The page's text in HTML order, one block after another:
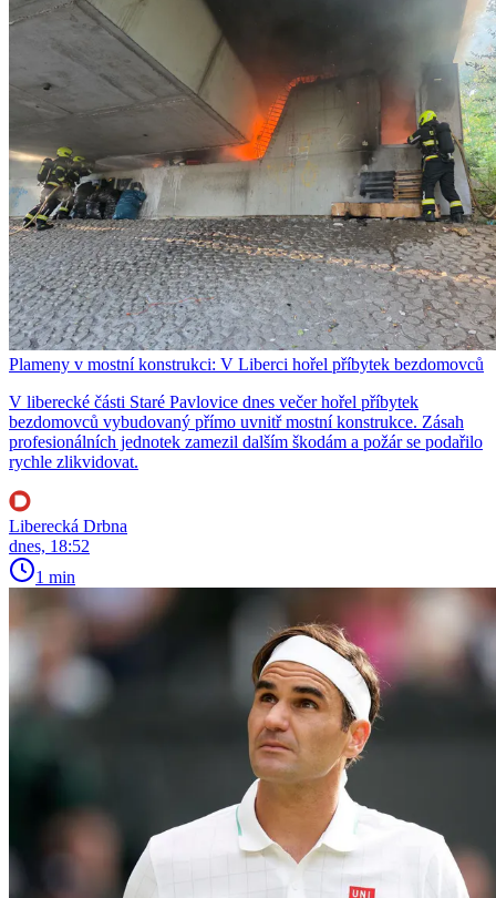
Plameny v mostní konstrukci: V Liberci hořel příbytek bezdomovců
V liberecké části Staré Pavlovice dnes večer hořel příbytek
bezdomovců vybudovaný přímo uvnitř mostní konstrukce. Zásah
profesionálních jednotek zamezil dalším škodám a požár se podařilo
rychle zlikvidovat.
Liberecká Drbna
dnes, 18:52
1 min